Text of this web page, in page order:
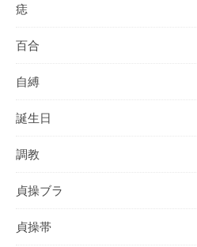
痣
百合
自縛
誕生日
調教
貞操ブラ
貞操帯